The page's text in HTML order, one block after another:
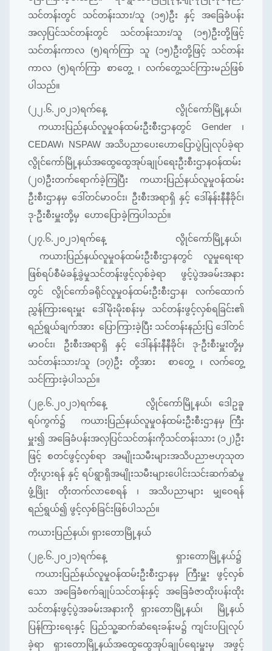
သင်တန်းတွင် သင်တန်းသား/သူ (၁၅)ဦး နှင့် အခြေခံပန်း
အလှပြင်သင်တန်းတွင် သင်တန်းသား/သူ (၁၅)ဦးတို့ဖြင့်
သင်တန်းကာလ (၅)ရက်ကြာ သူ (၁၅)ဦးတို့ဖြင့် သင်တန်း
ကာလ (၅)ရက်ကြာ စာတွေ့ ၊ လက်တွေ့သင်ကြားမည်ဖြစ်
ပါသည်။
(၂၂.၆.၂၀၂၁)ရက်နေ့ လွိုင်ကော်မြို့နယ်၊
ကယားပြည်နယ်လူမှုဝန်ထမ်းဦးစီးဌာနတွင် Gender ၊
CEDAW၊ NSPAW အသိပညာပေးဟောပြောပွဲပြုလုပ်ခဲ့ရာ
လွိုင်ကော်မြို့နယ်အထွေထွေအုပ်ချုပ်ရေးဦးစီးဌာနဝန်ထမ်း
(၂၀)ဦးတက်ရောက်ခဲ့ကြပြီး ကယားပြည်နယ်လူမှုဝန်ထမ်း
ဦးစီးဌာနမှ ဒေါ်တင်မာဝင်း၊ ဦးစီးအရာရှိ နှင့် ဒေါ်နန်းနီနီခိုင်၊
ဒု-ဦးစီးမှူးတို့မှ ဟောပြောခဲ့ကြပါသည်။
(၂၇.၆.၂၀၂၁)ရက်နေ့ လွိုင်ကော်မြို့နယ်၊
ကယားပြည်နယ်လူမှုဝန်ထမ်းဦးစီးဌာနတွင် လူမှုရေးရာ
ဖြစ်ရပ်စီမံခန့်ခွဲမှုသင်တန်းဖွင့်လှစ်ခဲ့ရာ ဖွင့်ပွဲအခမ်းအနား
တွင် လွိုင်ကော်ခရိုင်လူမှုဝန်ထမ်းဦးစီးဌာန၊ လက်ထောက်
ညွှန်ကြားရေးမှူး ဒေါ်မိုးမိုးစန်းမှ သင်တန်းဖွင့်လှစ်ရခြင်း၏
ရည်ရွယ်ချက်အား ပြောကြားခဲ့ပြီး သင်တန်းနည်းပြ ဒေါ်တင်
မာဝင်း၊ ဦးစီးအရာရှိ နှင့် ဒေါ်နန်းနီနီခိုင်၊ ဒု-ဦးစီးမှူးတို့မှ
သင်တန်းသား/သူ (၁၇)ဦး တို့အား စာတွေ့ ၊ လက်တွေ့
သင်ကြားခဲ့ပါသည်။
(၂၉.၆.၂၀၂၁)ရက်နေ့ လွိုင်ကော်မြို့နယ်၊ ‌ဒေါဥခူ
ရပ်ကွက်၌ ကယားပြည်နယ်လူမှုဝန်ထမ်းဦးစီးဌာနမှ ကြီး
မှူး၍ အခြေခံပန်းအလှပြင်သင်တန်းကိုသင်တန်းသား (၁၂)ဦး
ဖြင့် စတင်ဖွင့်လှစ်ရာ အမျိုးသမီးများအသိပညာဗဟုသုတ
တိုးပွားရန် နှင့် ရပ်ရွာရှိအမျိုးသမီးများပေါင်းသင်းဆက်ဆံမှု
ဖွံ့ဖြိုး တိုးတက်လာစေရန် ၊ အသိပညာများ မျှဝေရန်
ရည်ရွယ်၍ ဖွင့်လှစ်ခြင်းဖြစ်ပါသည်။
ကယားပြည်နယ်၊ ရှားတောမြို့နယ်
(၂၉.၆.၂၀၂၁)ရက်နေ့ ရှားတောမြို့နယ်၌
ကယားပြည်နယ်လူမှုဝန်ထမ်းဦးစီးဌာနမှ ကြီးမှူး ဖွင့်လှစ်
သော အခြေခံစက်ချုပ်သင်တန်းနှင့် အခြေခံဇာထိုးပန်းထိုး
သင်တန်းဖွင့်ပွဲအခမ်းအနားကို ရှားတောမြို့နယ်၊ မြို့နယ်
ပြန်ကြားရေးနှင့် ပြည်သူ့ဆက်ဆံရေးခန်းမ၌ ကျင်းပပြုလုပ်
ခဲ့ရာ ရှားတောမြို့နယ်အထွေထွေအုပ်ချုပ်ရေးမှူးမှ အဖွင့်